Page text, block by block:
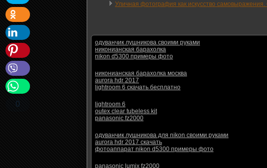
0
Уличная фотография как искусство
одуванчик лушникова своими руками
никонианская барахолка
nikon d5300 примеры фото
никонианская барахолка москва
aurora hdr 2017
lightroom 6 скачать бесплатно
lightroom 6
outex clear tubeless kit
panasonic fz2000
одуванчик лушникова для nikon своими руками
aurora hdr 2017 скачать
фотоаппарат nikon d5300 примеры фото
panasonic lumix fz2000